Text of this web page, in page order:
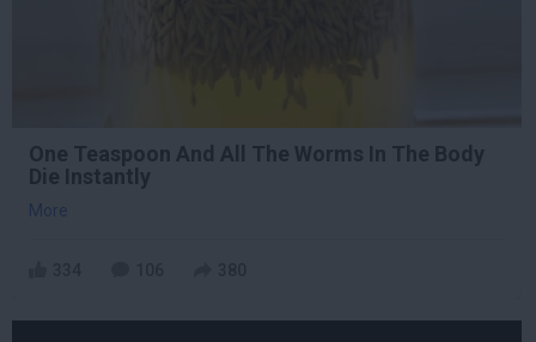
One Teaspoon And All The Worms In The Body
Die Instantly
More